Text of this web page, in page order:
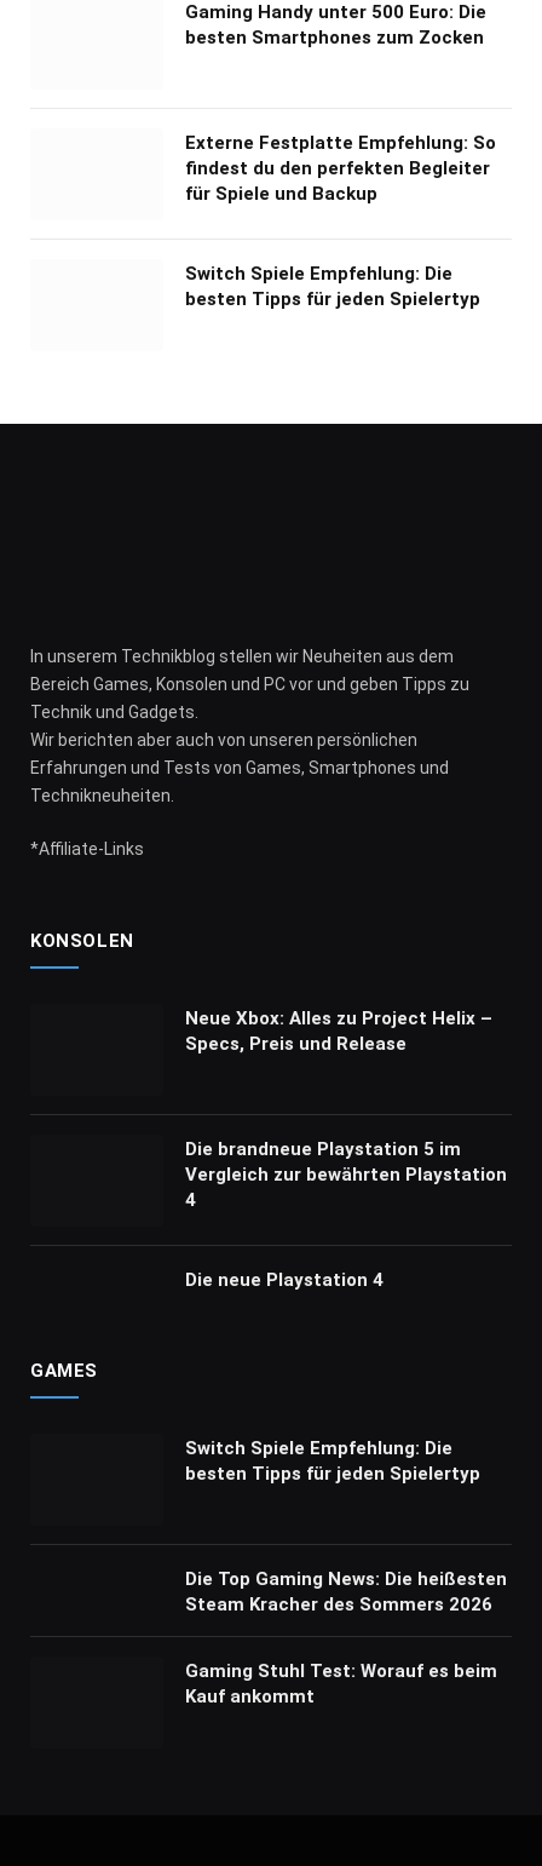
Gaming Handy unter 500 Euro: Die
besten Smartphones zum Zocken
Externe Festplatte Empfehlung: So
findest du den perfekten Begleiter
für Spiele und Backup
Switch Spiele Empfehlung: Die
besten Tipps für jeden Spielertyp
In unserem Technikblog stellen wir Neuheiten aus dem
Bereich Games, Konsolen und PC vor und geben Tipps zu
Technik und Gadgets.
Wir berichten aber auch von unseren persönlichen
Erfahrungen und Tests von Games, Smartphones und
Technikneuheiten.
*Affiliate-Links
KONSOLEN
Neue Xbox: Alles zu Project Helix –
Specs, Preis und Release
Die brandneue Playstation 5 im
Vergleich zur bewährten Playstation
4
Die neue Playstation 4
GAMES
Switch Spiele Empfehlung: Die
besten Tipps für jeden Spielertyp
Die Top Gaming News: Die heißesten
Steam Kracher des Sommers 2026
Gaming Stuhl Test: Worauf es beim
Kauf ankommt